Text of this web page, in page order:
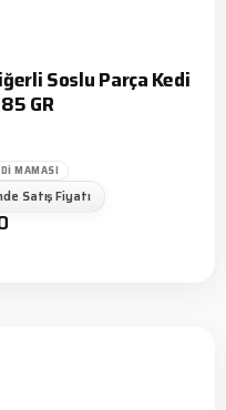
Soslu Parça Kedi
GR
MAMASI
Satış Fiyatı